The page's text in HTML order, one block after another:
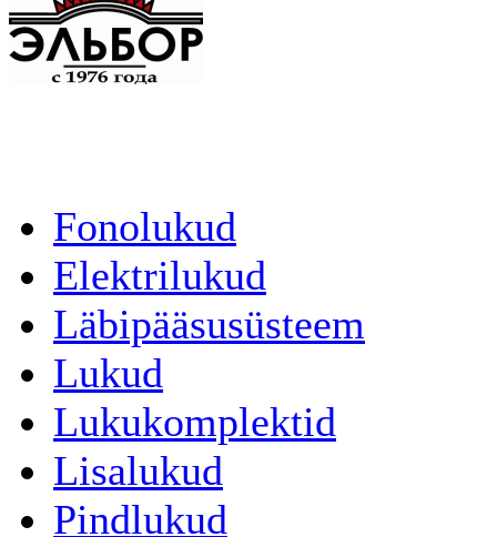
Fonolukud
Elektrilukud
Läbipääsusüsteem
Lukud
Lukukomplektid
Lisalukud
Pindlukud